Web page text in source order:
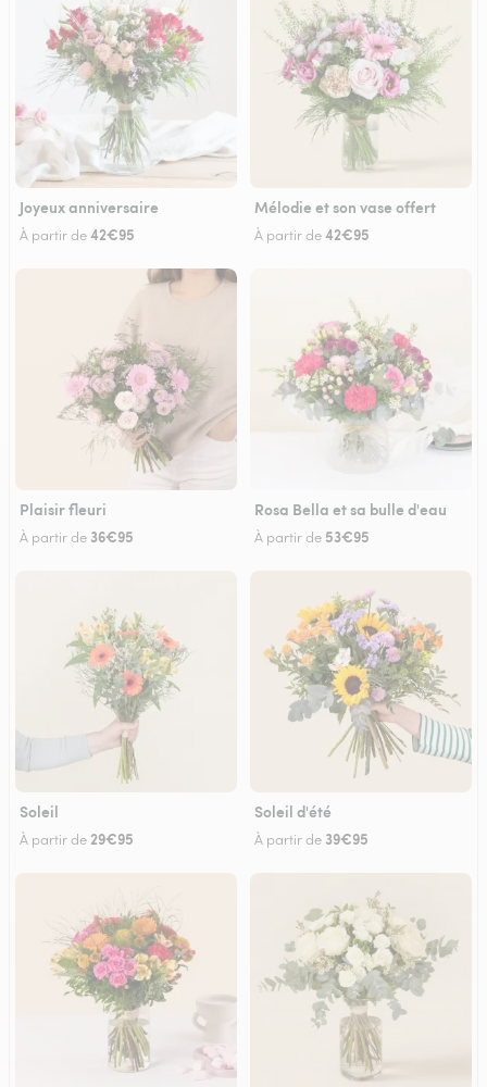
Joyeux anniversaire
À partir de42€95
Mélodie et son vase offert
À partir de42€95
Plaisir fleuri
À partir de 36€95
Rosa Bella et sa bulle d'eau
À partir de 53€95
Soleil
À partir de 29€95
Soleil d'été
À partir de 39€95